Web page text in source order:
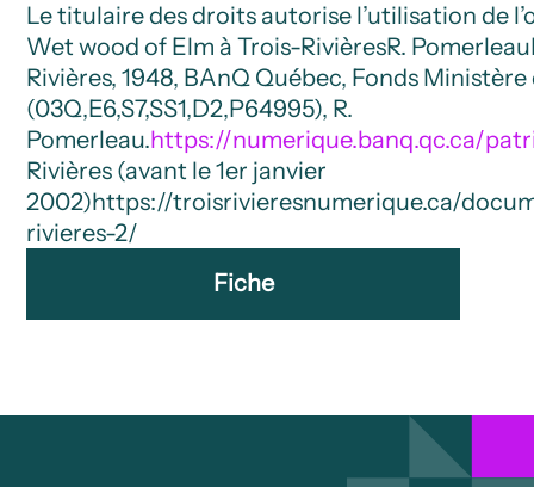
Le titulaire des droits autorise l’utilisation de
Wet wood of Elm à Trois-RivièresR. Pomerleau
Rivières, 1948, BAnQ Québec, Fonds
(03Q,E6,S7,SS1,D2,P64995), R.
Pomerleau.https://numerique.banq.qc.ca/
Rivières (avant le 1er janvier
2002)https://troisrivieresnumerique.ca/
rivieres-2/
Fiche